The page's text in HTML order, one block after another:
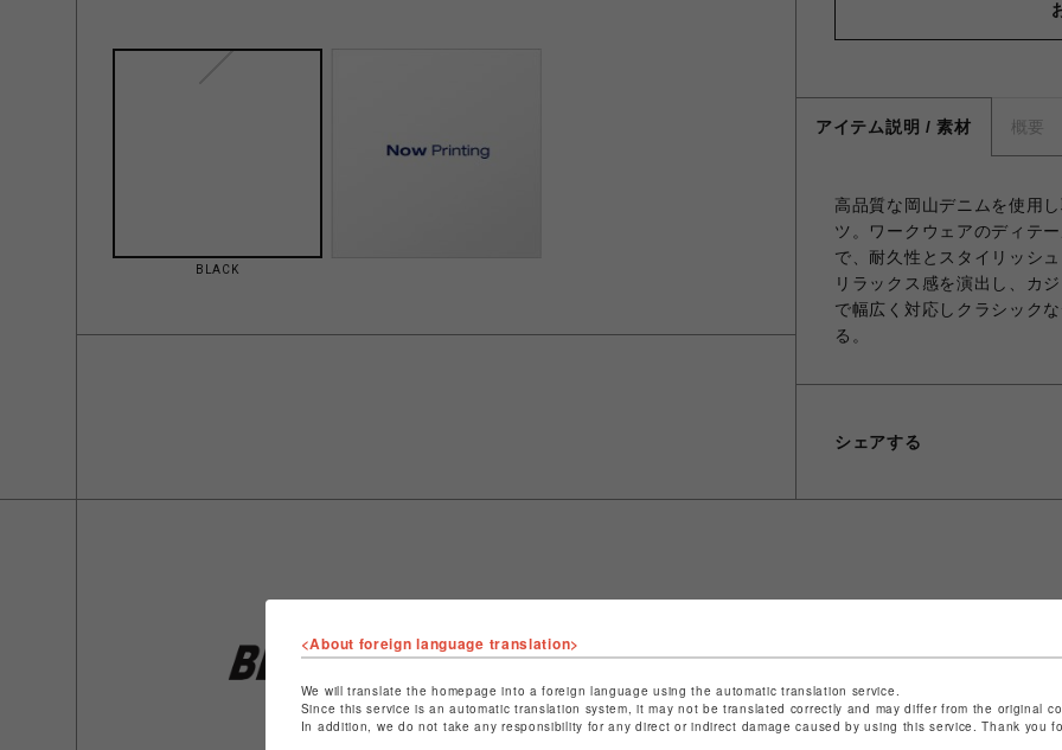
BLACK
アイテム説明 / 素材 概要
高品質な岡山デニムを使用
ツ。ワークウェアのディテ
で、耐久性とスタイリッシ
リラックス感を演出し、カ
で幅広く対応しクラシック
る。
シェアする
店舗名
特定商取引法など法令に基づく表記はこちら
ショップお問い合わせはこちら
<About foreign language translation>
We will translate the homepage into a foreign language using the automatic translation service.
Since this service is an automatic translation system, it may not be translated correctly and may differ from the original
In addition, we do not take any responsibility for any direct or indirect damage caused by using this service. Thank you